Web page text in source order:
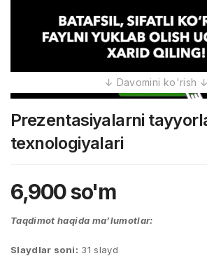
Prezentasiyalarni
texnologiyalari
6,900so'm
Taqdimot haqida ma’lumotlar:
Slaydlar soni: 31 slayd